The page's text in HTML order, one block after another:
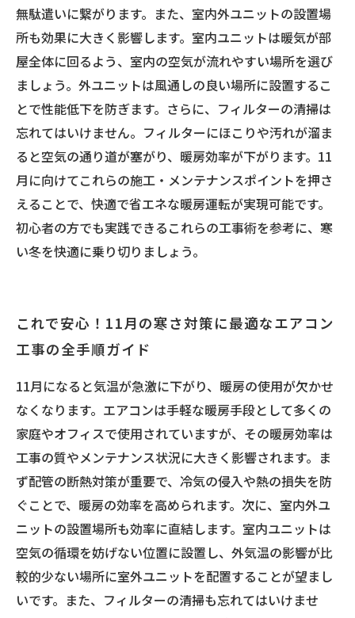
無駄遣いに繋がります。また、室内外ユニットの設置場
所も効果に大きく影響します。室内ユニットは暖気が部
屋全体に回るよう、室内の空気が流れやすい場所を選び
ましょう。外ユニットは風通しの良い場所に設置するこ
とで性能低下を防ぎます。さらに、フィルターの清掃は
忘れてはいけません。フィルターにほこりや汚れが溜ま
ると空気の通り道が塞がり、暖房効率が下がります。11
月に向けてこれらの施工・メンテナンスポイントを押さ
えることで、快適で省エネな暖房運転が実現可能です。
初心者の方でも実践できるこれらの工事術を参考に、寒
い冬を快適に乗り切りましょう。
これで安心！11月の寒さ対策に最適なエアコン
工事の全手順ガイド
11月になると気温が急激に下がり、暖房の使用が欠かせ
なくなります。エアコンは手軽な暖房手段として多くの
家庭やオフィスで使用されていますが、その暖房効率は
工事の質やメンテナンス状況に大きく影響されます。ま
ず配管の断熱対策が重要で、冷気の侵入や熱の損失を防
ぐことで、暖房の効率を高められます。次に、室内外ユ
ニットの設置場所も効率に直結します。室内ユニットは
空気の循環を妨げない位置に設置し、外気温の影響が比
較的少ない場所に室外ユニットを配置することが望まし
いです。また、フィルターの清掃も忘れてはいけませ